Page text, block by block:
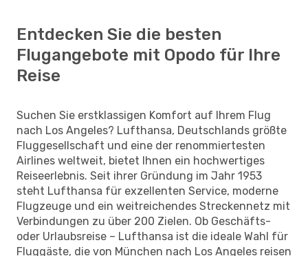
Entdecken Sie die besten
Flugangebote mit Opodo für Ihre
Reise
Suchen Sie erstklassigen Komfort auf Ihrem Flug
nach Los Angeles? Lufthansa, Deutschlands größte
Fluggesellschaft und eine der renommiertesten
Airlines weltweit, bietet Ihnen ein hochwertiges
Reiseerlebnis. Seit ihrer Gründung im Jahr 1953
steht Lufthansa für exzellenten Service, moderne
Flugzeuge und ein weitreichendes Streckennetz mit
Verbindungen zu über 200 Zielen. Ob Geschäfts-
oder Urlaubsreise – Lufthansa ist die ideale Wahl für
Fluggäste, die von München nach Los Angeles reisen